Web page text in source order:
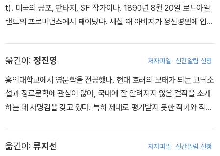
t). 미국의 공포, 판타지, SF 작가이다. 1890년 8월 20일 로드아일
랜드의 프로비던스에서 태어났다. 세살 때 아버지가 정신병원에 입원
숙한 소년으로 자란다. 학창 시절 내내 소설 습작을 계속하지만 190
4년 외조부가 사망하자 신경 발작을 일으켜 고교 중퇴와 대학 진학
포기라는 악몽을 맛본다. 낙담한 그는 폐쇄적인 생활을 통해 ‘괴이한
은둔자’로 매도되기까지 하나 더욱 독서와 창작에 몰두하며 그의 ‘기
그는 일군의 아마추어 작가들에게 추앙받으며 서서히 ‘러브크래프트
문학 계보(Lovecraft Circle)’를 형성한다. 컬트적 인기로는 포와 톨
옮긴이: 정진영 저자파일 신간알림 신청
홍익대학교에서 영문학을 전공했다. 현대 호러의 모태가 되는 고딕소
설과 장르문학에 관심이 많아, 국내에 잘 알려지지 않은 걸작을 소개
하는 데 사명감을 갖고 있다. 특히 제대로 평가받지 못한 작가와 작품
선》, 《열정은 스러져》, 《검은 수녀들: 오컬트 연대기》, 《연쇄살인마
옮긴이: 류지선 저자파일 신간알림 신청